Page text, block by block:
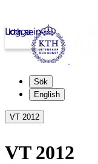
kth.se
Logga in
Sök
English
VT 2012
VT 2012